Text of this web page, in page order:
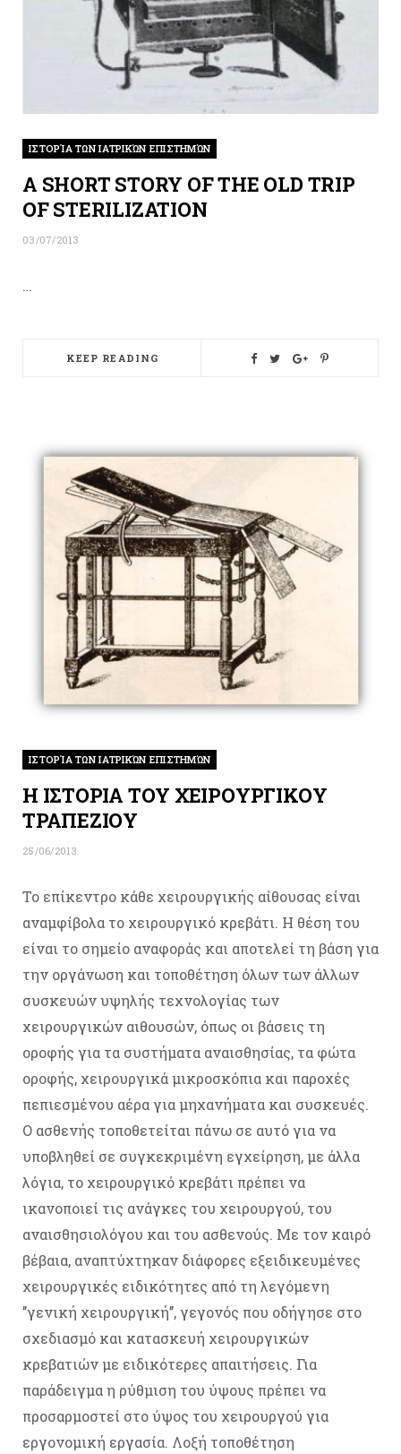
ΙΣΤΟΡΊΑ ΤΩΝ ΙΑΤΡΙΚΏΝ ΕΠΙΣΤΗΜΏΝ
A SHORT STORY OF THE OLD TRIP
OF STERILIZATION
03/07/2013
…
KEEP READING
ΙΣΤΟΡΊΑ ΤΩΝ ΙΑΤΡΙΚΏΝ ΕΠΙΣΤΗΜΏΝ
Η ΙΣΤΟΡΙΑ ΤΟΥ ΧΕΙΡΟΥΡΓΙΚΟΥ
ΤΡΑΠΕΖΙΟΥ
25/06/2013
Το επίκεντρο κάθε χειρουργικής αίθουσας είναι
αναμφίβολα το χειρουργικό κρεβάτι. Η θέση του
είναι το σημείο αναφοράς και αποτελεί τη βάση για
την οργάνωση και τοποθέτηση όλων των άλλων
συσκευών υψηλής τεχνολογίας των
χειρουργικών αιθουσών, όπως οι βάσεις τη
οροφής για τα συστήματα αναισθησίας, τα φώτα
οροφής, χειρουργικά μικροσκόπια και παροχές
πεπιεσμένου αέρα για μηχανήματα και συσκευές.
Ο ασθενής τοποθετείται πάνω σε αυτό για να
υποβληθεί σε συγκεκριμένη εγχείρηση, με άλλα
λόγια, το χειρουργικό κρεβάτι πρέπει να
ικανοποιεί τις ανάγκες του χειρουργού, του
αναισθησιολόγου και του ασθενούς. Με τον καιρό
βέβαια, αναπτύχτηκαν διάφορες εξειδικευμένες
χειρουργικές ειδικότητες από τη λεγόμενη
’’γενική χειρουργική’’, γεγονός που οδήγησε στο
σχεδιασμό και κατασκευή χειρουργικών
κρεβατιών με ειδικότερες απαιτήσεις. Για
παράδειγμα η ρύθμιση του ύψους πρέπει να
προσαρμοστεί στο ύψος του χειρουργού για
εργονομική εργασία. Λοξή τοποθέτηση